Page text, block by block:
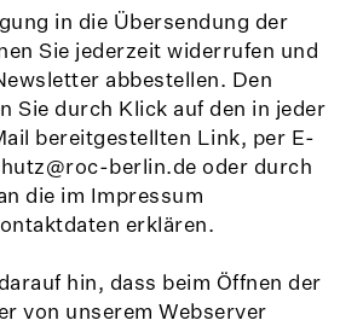
in die Übersendung der
Sie jederzeit widerrufen und
abbestellen. Den
Sie durch Klick auf den in jeder
bereitgestellten Link, per E-
berlin.de oder durch
die im Impressum
erklären.
hin, dass beim Öffnen der
von unserem Webserver